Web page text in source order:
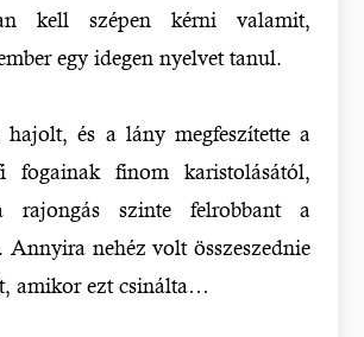
kell szépen kérni valamit,
egy idegen nyelvet tanul.
és a lány megfeszítette a
fogainak finom karistolásától,
rajongás szinte felrobbant a
Annyira nehéz volt összeszednie
amikor ezt csinálta…